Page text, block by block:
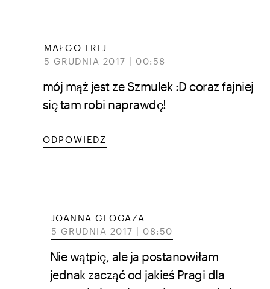
MAŁGO FREJ
5 GRUDNIA 2017 | 00:58
mój mąż jest ze Szmulek :D coraz fajniej
się tam robi naprawdę!
ODPOWIEDZ
JOANNA GLOGAZA
5 GRUDNIA 2017 | 08:50
Nie wątpię, ale ja postanowiłam
jednak zacząć od jakieś Pragi dla